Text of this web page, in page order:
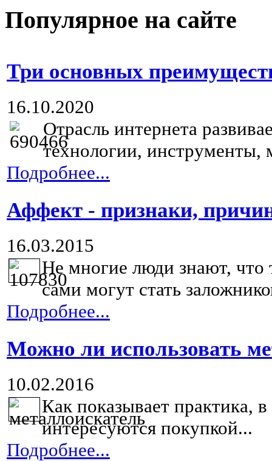
Популярное на сайте
Три основных
16.10.2020
Отрасль интернета
технологии, инструменты,
Подробнее...
Аффект - признаки,
16.03.2015
Не многие люди знают, что
сами могут стать
Подробнее...
Можно ли использовать
10.02.2016
Как показывает практика,
интересуются покупкой...
Подробнее...